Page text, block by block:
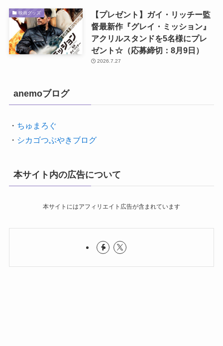
映画グッズ
【プレゼント】ガイ・リッチー監
督最新作『グレイ・ミッション』
アクリルスタンドを5名様にプレ
ゼント☆（応募締切：8月9日）
2026.7.27
anemoブログ
・ ちゅまろぐ
・ シカゴつぶやきブログ
本サイト内の広告について
本サイトにはアフィリエイト広告が含まれています